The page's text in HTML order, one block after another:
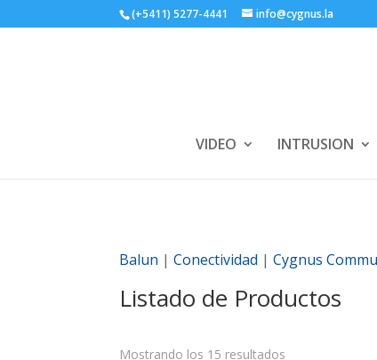
(+5411) 5277-4441 info@cygnus.la
VIDEO INTRUSION
Balun |Conectividad |Cygnus
Listado de Productos
Mostrando los 15 resultados